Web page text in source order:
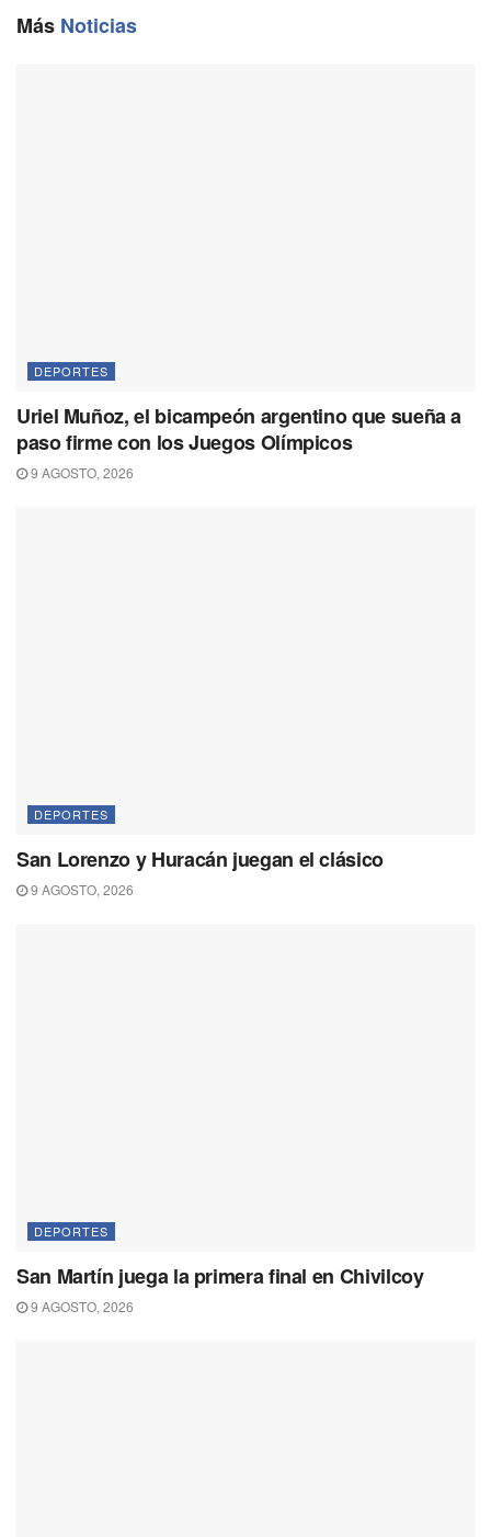
o
a
Más Noticias
DEPORTES
Uriel Muñoz, el bicampeón argentino que sueña a
paso firme con los Juegos Olímpicos
9 AGOSTO, 2026
DEPORTES
San Lorenzo y Huracán juegan el clásico
9 AGOSTO, 2026
DEPORTES
San Martín juega la primera final en Chivilcoy
9 AGOSTO, 2026